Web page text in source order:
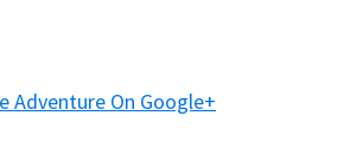
Adventure On Google+